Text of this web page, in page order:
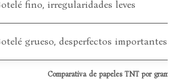
Comparativa de papeles TNT por
fino, irregularidades leves
grueso, desperfectos importantes